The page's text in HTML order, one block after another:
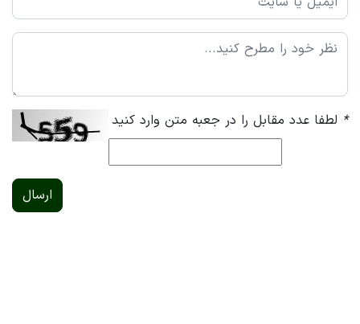
* لطفا عدد مقابل را در جعبه متن وارد کنید
ارسال